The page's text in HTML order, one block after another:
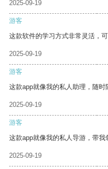
2025-09-19
游客
这款软件的学习方式非常灵活，
2025-09-19
游客
这款app就像我的私人助理，随时
2025-09-19
游客
这款app就像我的私人导游，带我
2025-09-19